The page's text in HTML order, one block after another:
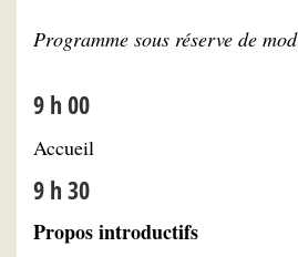
Programme sous réserve de
9 h 00
Accueil
9 h 30
Propos introductifs